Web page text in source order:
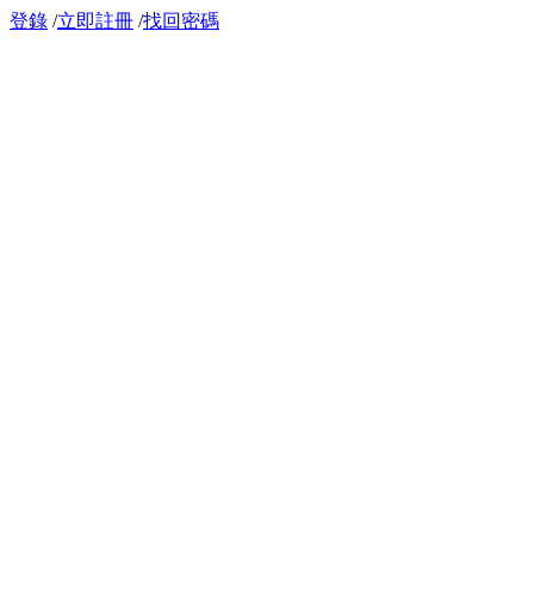
登錄 /立即註冊 /找回密碼